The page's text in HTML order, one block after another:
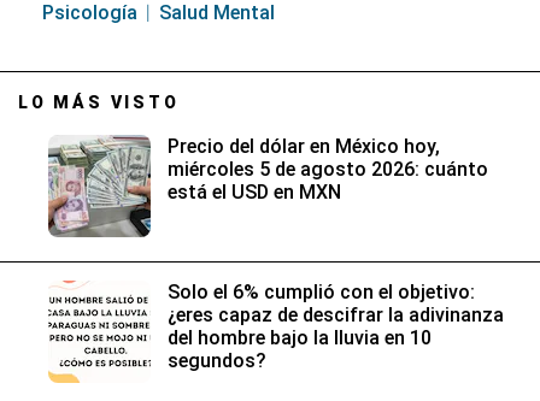
Psicología Salud Mental
LO MÁS VISTO
Precio del dólar en México hoy,
miércoles 5 de agosto 2026: cuánto
está el USD en MXN
Solo el 6% cumplió con el objetivo:
¿eres capaz de descifrar la adivinanza
del hombre bajo la lluvia en 10
segundos?